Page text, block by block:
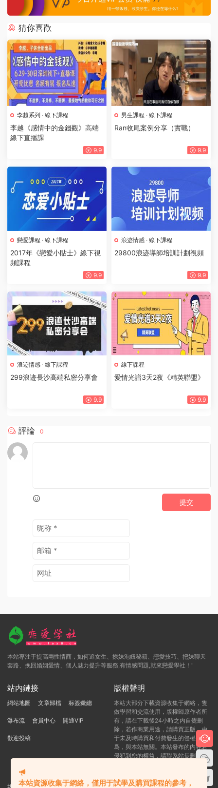
猜你喜歡
李越系列 · 線下課程
李越《感情中的金錢觀》高端
線下直播課
9.9
男生課程 · 線下課程
Ran收尾案例分享（實戰）
9.9
戀愛課程 · 線下課程
2017年《戀愛小貼士》線下視
頻課程
9.9
浪迹情感 · 線下課程
29800浪迹導師培訓計劃視頻
9.9
浪迹情感 · 線下課程
299浪迹長沙高端私密分享會
9.9
線下課程
愛情光譜3天2夜《精英聯盟》
9.9
評論 0
提交
本站專注于提高兩性情商，如何追女生、撩妹泡妞秘籍、戀愛技巧、把妹聊天
套路、挽回婚姻愛情、個人魅力提升等服務,有情感問題,就來戀愛學社！"
站内鏈接
網站地圖 文章歸檔 标簽彙總
瀑布流 會員中心 開通VIP
歡迎投稿
版權聲明
本站大部分下載資源收集于網絡，隻
做學習和交流使用，版權歸原作者所
有，請在下載後24小時之内自覺删
除，若作商業用途，請購買正版，由
于未及時購買和付費發生的侵權行
爲，與本站無關。本站發布的内容若
侵犯到您的權益，請聯系站長删除，
本站資源收集于網絡，僅用于試學及購買課程的參考，